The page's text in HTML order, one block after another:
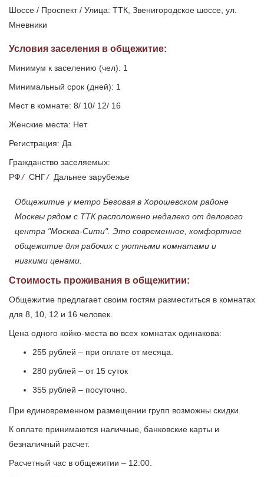
Шоссе / Проспект / Улица: ТТК, Звенигородское шоссе, ул.
Мневники
Условия заселения в общежитие:
Минимум к заселению (чел): 1
Минимальный срок (дней): 1
Мест в комнате: 8/ 10/ 12/ 16
Женские места: Нет
Регистрация: Да
Гражданство заселяемых:
РФ/ СНГ/ Дальнее зарубежье
Общежитие у метро Беговая в Хорошевском районе
Москвы рядом с ТТК расположено недалеко от делового
центра "Москва-Сити". Это современное, комфортное
общежитие для рабочих с уютными комнатами и
низкими ценами.
Стоимость проживания в общежитии:
Общежитие предлагает своим гостям разместиться в комнатах
для 8, 10, 12 и 16 человек.
Цена одного койко-места во всех комнатах одинакова:
255 рублей – при оплате от месяца.
280 рублей – от 15 суток
355 рублей – посуточно.
При единовременном размещении групп возможны скидки.
К оплате принимаются наличные, банковские карты и
безналичный расчет.
Расчетный час в общежитии – 12:00.